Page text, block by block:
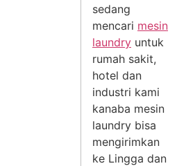
sedang
mencari mesin
laundry untuk
rumah sakit,
hotel dan
industri kami
kanaba mesin
laundry bisa
mengirimkan
ke Lingga dan